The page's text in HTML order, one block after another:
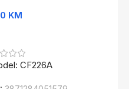
KM
CF226A